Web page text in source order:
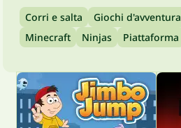
Corri e salta Giochi d'avventura
Minecraft
Ninjas Piattaforma